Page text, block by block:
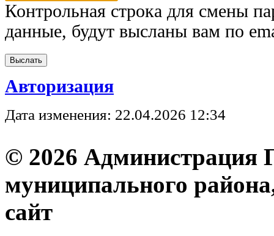
Контрольная строка для смены
данные, будут высланы вам по
Авторизация
Дата изменения: 22.04.2026 12:34
© 2026 Администрация
муниципального